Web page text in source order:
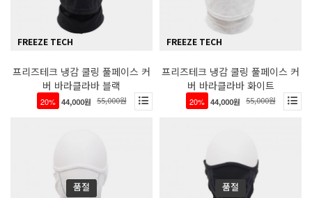
FREEZE TECH
프리즈테크 냉감 쿨링 풀페이스 커
버 바라클라바 블랙
20% 44,000원 55,000원
FREEZE TECH
프리즈테크 냉감 쿨링 풀페이스 커
버 바라클라바 화이트
20% 44,000원 55,000원
품절 품절